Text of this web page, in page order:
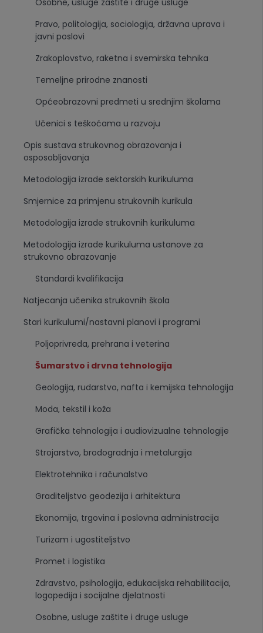
Osobne, usluge zaštite i druge usluge
Pravo, politologija, sociologija, državna uprava i
javni poslovi
Zrakoplovstvo, raketna i svemirska tehnika
Temeljne prirodne znanosti
Općeobrazovni predmeti u srednjim školama
Učenici s teškoćama u razvoju
Opis sustava strukovnog obrazovanja i
osposobljavanja
Metodologija izrade sektorskih kurikuluma
Smjernice za primjenu strukovnih kurikula
Metodologija izrade strukovnih kurikuluma
Metodologija izrade kurikuluma ustanove za
strukovno obrazovanje
Standardi kvalifikacija
Natjecanja učenika strukovnih škola
Stari kurikulumi/nastavni planovi i programi
Poljoprivreda, prehrana i veterina
Šumarstvo i drvna tehnologija
Geologija, rudarstvo, nafta i kemijska tehnologija
Moda, tekstil i koža
Grafička tehnologija i audiovizualne tehnologije
Strojarstvo, brodogradnja i metalurgija
Elektrotehnika i računalstvo
Graditeljstvo geodezija i arhitektura
Ekonomija, trgovina i poslovna administracija
Turizam i ugostiteljstvo
Promet i logistika
Zdravstvo, psihologija, edukacijska rehabilitacija,
logopedija i socijalne djelatnosti
Osobne, usluge zaštite i druge usluge